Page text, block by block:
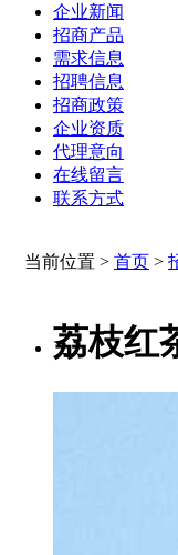
企业新闻
招商产品
需求信息
招聘信息
招商政策
企业资质
代理意向
在线留言
联系方式
当前位置 > 首页 >
荔枝红